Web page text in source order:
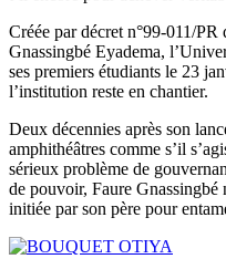
Créée par décret n°99-011/
Gnassingbé Eyadema,
ses premiers étudiants le 23
l’institution reste en chantier.
Deux décennies après son
amphithéâtres comme s’il
sérieux problème de
de pouvoir, Faure Gnassingbé
initiée par son père pour